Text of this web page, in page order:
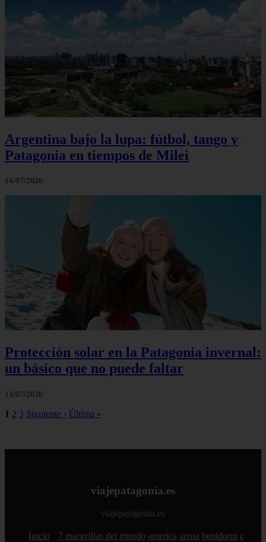
Argentina bajo la lupa: fútbol, tango y
Patagonia en tiempos de Milei
14/07/2026
Protección solar en la Patagonia invernal:
un básico que no puede faltar
13/07/2026
1 2 3 Siguiente › Última »
viajepatagonia.es
viajepatagonia.es
Inicio 7 maravillas del mundo america arena benidorm c